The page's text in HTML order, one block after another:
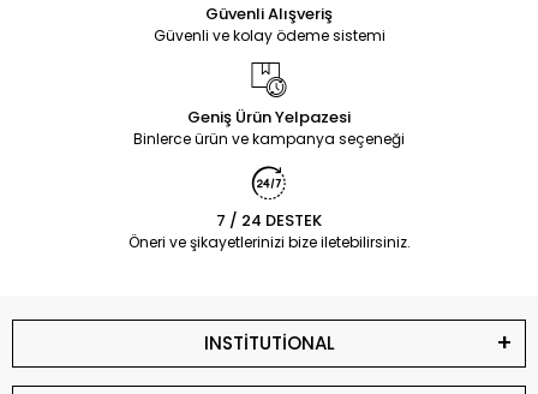
Güvenli Alışveriş
Güvenli ve kolay ödeme sistemi
Geniş Ürün Yelpazesi
Binlerce ürün ve kampanya seçeneği
7 / 24 DESTEK
Öneri ve şikayetlerinizi bize iletebilirsiniz.
INSTİTUTİONAL